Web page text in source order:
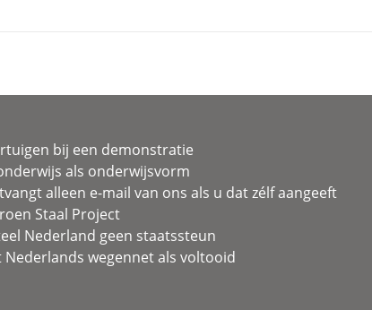
bij een demonstratie
als onderwijsvorm
alleen e-mail van ons als u dat zélf aangeeft
Staal Project
Nederland geen staatssteun
Nederlands wegennet als voltooid